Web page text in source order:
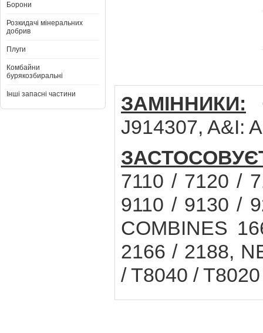
Борони
Розкидачі мінеральних
добрив
Плуги
Комбайни
бурякозбиральні
Інші запасні частини ЗАМІННИКИ:
J914307, A&I:
7110 / 7120 /
9110 / 9130 /
COMBINES
2166 / 2188,
/ T8040 /